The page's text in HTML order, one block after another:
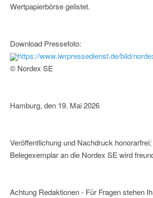
Wertpapierbörse gelistet.
Download Pressefoto:
https://www.iwrpressedienst.de/bild/
© Nordex SE
Hamburg, den 19. Mai 2026
Veröffentlichung und Nachdruck
Belegexemplar an die Nordex SE wird
Achtung Redaktionen - Für Fragen stehen